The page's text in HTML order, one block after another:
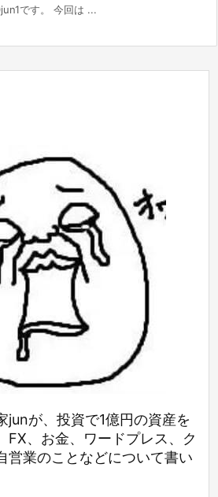
です。 今回は ...
junが、投資で1億円の資産を
FX、お金、ワードプレス、ク
営業のことなどについて書い